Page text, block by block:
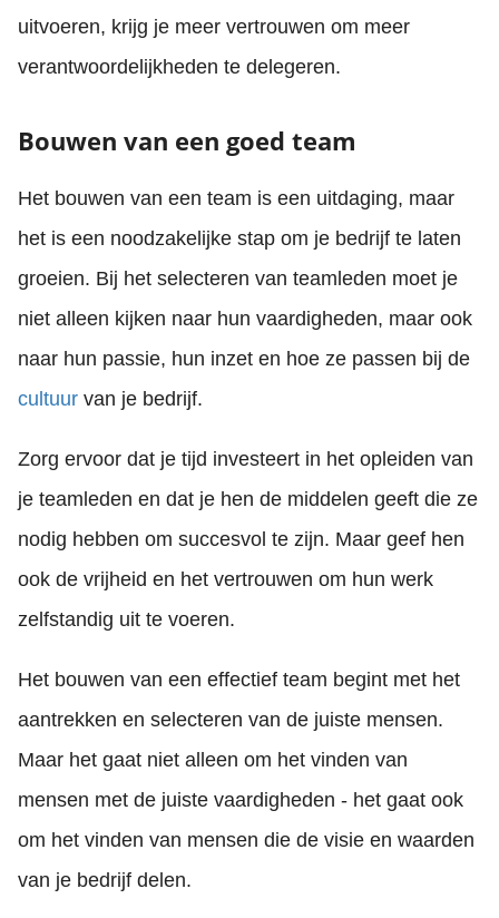
uitvoeren, krijg je meer vertrouwen om meer
verantwoordelijkheden te delegeren.
Bouwen van een goed team
Het bouwen van een team is een uitdaging, maar
het is een noodzakelijke stap om je bedrijf te laten
groeien. Bij het selecteren van teamleden moet je
niet alleen kijken naar hun vaardigheden, maar ook
naar hun passie, hun inzet en hoe ze passen bij de
cultuur van je bedrijf.
Zorg ervoor dat je tijd investeert in het opleiden van
je teamleden en dat je hen de middelen geeft die ze
nodig hebben om succesvol te zijn. Maar geef hen
ook de vrijheid en het vertrouwen om hun werk
zelfstandig uit te voeren.
Het bouwen van een effectief team begint met het
aantrekken en selecteren van de juiste mensen.
Maar het gaat niet alleen om het vinden van
mensen met de juiste vaardigheden - het gaat ook
om het vinden van mensen die de visie en waarden
van je bedrijf delen.